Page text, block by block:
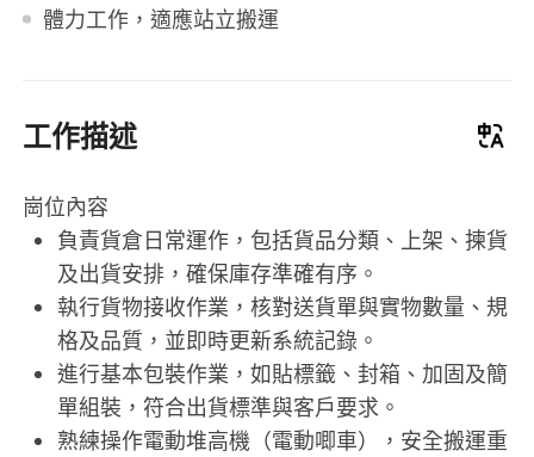
體力工作，適應站立搬運
工作描述
崗位內容
負責貨倉日常運作，包括貨品分類、上架、揀貨
及出貨安排，確保庫存準確有序。
執行貨物接收作業，核對送貨單與實物數量、規
格及品質，並即時更新系統記錄。
進行基本包裝作業，如貼標籤、封箱、加固及簡
單組裝，符合出貨標準與客戶要求。
熟練操作電動堆高機（電動唧車），安全搬運重